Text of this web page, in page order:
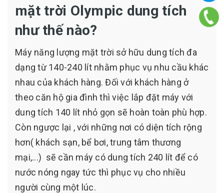
mặt trời Olympic dung tích
như thế nào?
Máy năng lượng mặt trời sở hữu dung tích đa
dạng từ 140-240 lít nhằm phục vụ nhu cầu khác
nhau của khách hàng. Đối với khách hàng ở
theo căn hộ gia đình thì việc lắp đặt máy với
dung tích 140 lít nhỏ gọn sẽ hoàn toàn phù hợp.
Còn ngược lại , với những nơi có diện tích rộng
hơn( khách sạn, bể bơi, trung tâm thương
mại,...) sẽ cần máy có dung tích 240 lít để có
nước nóng ngay tức thì phục vụ cho nhiều
người cùng một lúc.